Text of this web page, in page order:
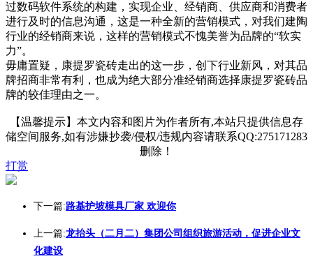
过数码软件系统的构建，实现企业、经销商、供应商和消费者
进行及时的信息沟通，这是一种全新的营销模式，对我们建陶
行业的经销商来说，这样的营销模式不愧美誉为品牌的“软实
力”。
毋庸置疑，康提罗瓷砖走出的这一步，创下行业新风，对其品
牌招商非常有利，也成为绝大部分准经销商选择康提罗瓷砖品
牌的较佳理由之一。
【温馨提示】本文内容和图片为作者所有,本站只提供信息存
储空间服务,如有涉嫌抄袭/侵权/违规内容请联系QQ:275171283
删除！
打赏
下一篇:路基护坡模具厂家 欢迎你
上一篇:龙抬头（二月二）集团公司组织旅游活动，促进企业文
化建设